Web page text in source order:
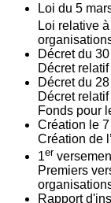
Loi du 5
Loi relative
Décret du 30
Décret
Décret du 28
Décret
Fonds pour
Création le 7
Création de
1er
Premiers
Rapport